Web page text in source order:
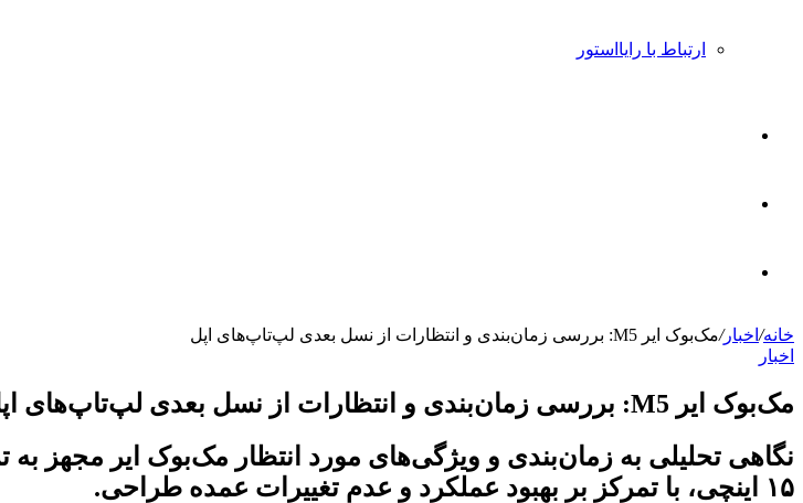
ارتباط با رایااستور
برای خانه/ اخبار/مک‌بوک ایر M5: بررسی زمان‌بندی و انتظارات از نسل بعدی لپ‌تاپ‌های اپل
اخبار
مک‌بوک ایر M5: بررسی زمان‌بندی و انتظارات از نسل بعدی لپ‌تاپ‌های اپل
۱۵ اینچی، با تمرکز بر بهبود عملکرد و عدم تغییرات عمده طراحی.